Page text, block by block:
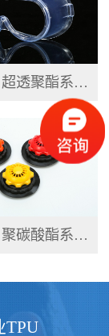
Desmopan 超透聚酯系列 TPU
Desmopan 聚碳酸酯系列 TPU
TPU